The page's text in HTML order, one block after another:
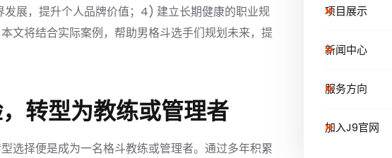
展，提升个人品牌价值；4) 建立长期健康的职业规
文将结合实际案例，帮助男格斗选手们规划未来，提
转型为教练或管理者
选择便是成为一名格斗教练或管理者。通过多年积累
项目展示
新闻中心
服务方向
加入J9官网